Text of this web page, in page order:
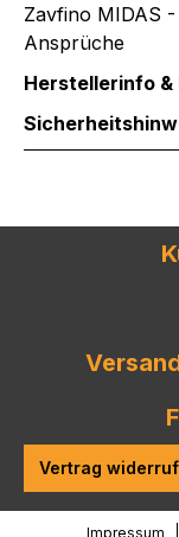
Zavfino MIDAS
Ansprüche
Herstellerinfo &
Vertrag
Impressum